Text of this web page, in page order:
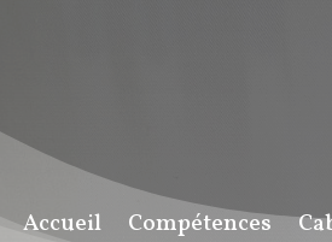
Accueil Compétences